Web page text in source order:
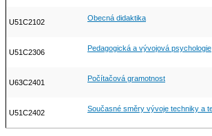
U51C2102 Obecná didaktika
U51C2306 Pedagogická a vývojová psychologie
U63C2401 Počítačová gramotnost
U51C2402 Současné směry vývoje techniky a